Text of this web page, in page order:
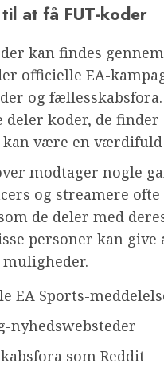
at få FUT-koder
kan findes
officielle EA-
og
deler koder, de finder
være en værdifuld
modtager nogle
og streamere
de deler med
personer kan give
EA Sports-
nyhedswebsteder
som Reddit